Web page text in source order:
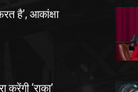
है’, आकांक्षा
करेंगी ‘राका’